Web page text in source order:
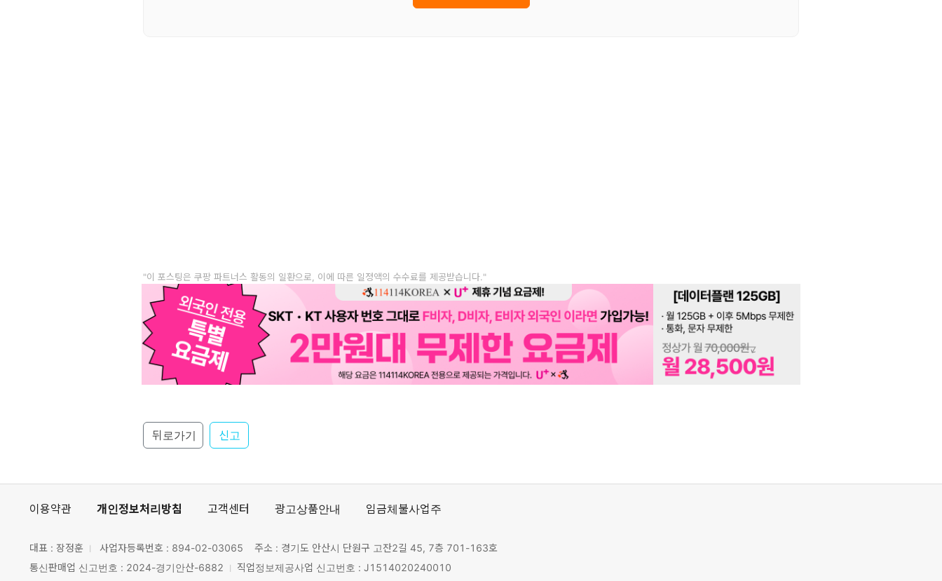
"이 포스팅은 쿠팡 파트너스 활동의 일환으로, 이에 따른 일정액의 수수료를 제공받습니다."
뒤로가기 신고
이용약관 개인정보처리방침 고객센터 광고상품안내 임금체불사업주
대표 : 장정훈 사업자등록번호 : 894-02-03065
주소 : 경기도 안산시 단원구 고잔2길 45, 7층 701-163호
통신판매업 신고번호 : 2024-경기안산-6882
직업정보제공사업 신고번호 : J1514020240010